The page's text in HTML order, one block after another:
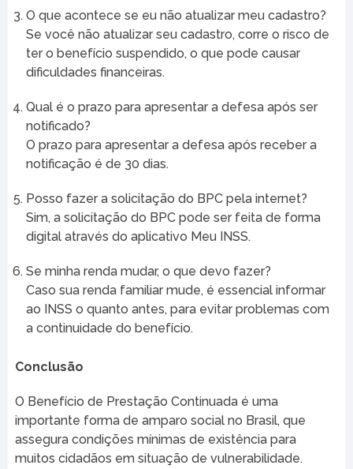
O que acontece se eu não atualizar meu cadastro?
Se você não atualizar seu cadastro, corre o risco de
ter o benefício suspendido, o que pode causar
dificuldades financeiras.
Qual é o prazo para apresentar a defesa após ser
notificado?
O prazo para apresentar a defesa após receber a
notificação é de 30 dias.
Posso fazer a solicitação do BPC pela internet?
Sim, a solicitação do BPC pode ser feita de forma
digital através do aplicativo Meu INSS.
Se minha renda mudar, o que devo fazer?
Caso sua renda familiar mude, é essencial informar
ao INSS o quanto antes, para evitar problemas com
a continuidade do benefício.
Conclusão
O Benefício de Prestação Continuada é uma
importante forma de amparo social no Brasil, que
assegura condições mínimas de existência para
muitos cidadãos em situação de vulnerabilidade.